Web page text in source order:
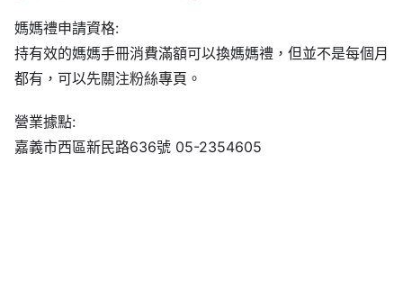
媽媽禮申請資格:
持有效的媽媽手冊消費滿額可以換媽媽禮，但並不是每個月
都有，可以先關注粉絲專頁。
營業據點:
嘉義市西區新民路636號 05-2354605